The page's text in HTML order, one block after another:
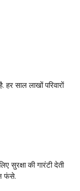
साल लाखों परिवारों
सुरक्षा की गारंटी देती
फंसे.